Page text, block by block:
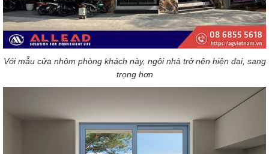
Với mẫu cửa nhôm phòng khách này, ngôi nhà trở nên hiện đại, sang
trọng hơn